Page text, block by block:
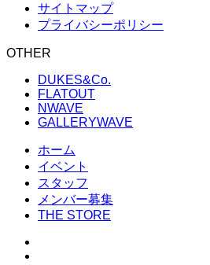
サイトマップ
プライバシーポリシー
OTHER
DUKES&Co.
FLATOUT
NWAVE
GALLERYWAVE
ホーム
イベント
スタッフ
メンバー募集
THE STORE